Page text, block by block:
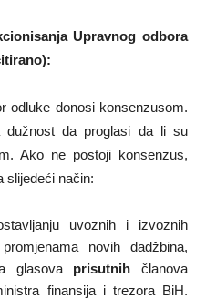
Upravnog odbora
odluke donosi konsenzusom.
dužnost da proglasi da li su
Ako ne postoji konsenzus,
slijedeći način:
uvoznih i izvoznih
novih dadžbina,
glasova prisutnih članova
finansija i trezora BiH.